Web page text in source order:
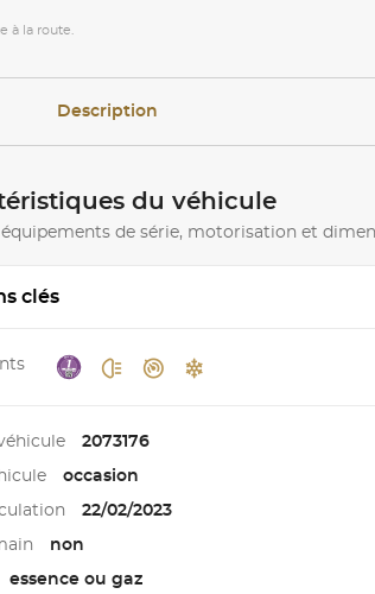
à la route.
Description
du véhicule
de série, motorisation et
clés
2073176
occasion
22/02/2023
non
essence ou gaz